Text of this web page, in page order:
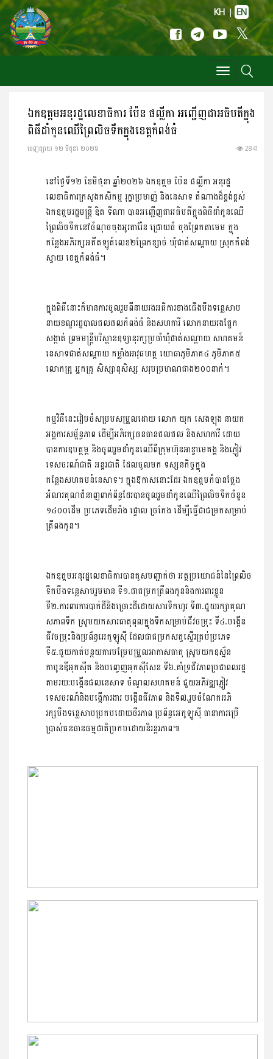
KH | EN
Toggle
navigation
ឯកឧត្តមអនុរដ្ឋលេខាធិការ ប៉ែន ផល្លីកា អញ្ជើញជាអធិបតីក្នុង
ពិធីដាំកូនឈើព្រៃលិចទឹកក្នុងខេត្តកំពង់ធំ
ចេញ​ផ្សាយ​ ១២ មិថុនា ២០២៦ 2841
នៅថ្ងៃទី១២ ខែមិថុនា ឆ្នាំ២០២៦ ឯកឧត្ដម ប៉ែន ផល្លីកា អនុរដ្ឋ
លេខាធិការក្រសួងកសិកម្ម រុក្ខាប្រមាញ់ និងនេសាទ តំណាងដ៏ខ្ពង់ខ្ពស់
ឯកឧត្ដមរដ្ឋមន្ត្រី ឌិត ទីណា បានអញ្ជើញជាអធិបតីក្នុងពិធីដាំកូនឈើ
ព្រៃលិចទឹកនៅចំណុចចុងអូរតារ៉ែន ជ្រោយធំ ចុងព្រែកតាមេម ក្នុង
កន្លែងអភិរក្សអតីតឡូត៍លេខ២ព្រែកខ្សាច់ ឃុំផាត់សណ្តាយ ស្រុកកំពង់
ស្វាយ ខេត្តកំពង់ធំ។
ក្នុងពិធីនោះក៏មានការចូលរួមពីនាយរងអធិការខាងជើងបឹងទន្លេសាប
នាយខណ្ឌរដ្ឋបាលជលផលកំពង់ធំ និងសហការី លោកនាយរងផ្នែក
សង្កាត់ ព្រមមន្ត្រីបរិស្ថានឧទ្យានុរក្សប្រចាំឃុំផាត់សណ្ដាយ សហគមន៍
នេសាទផាត់សណ្ដាយ កម្លាំងអាវុធហត្ថ យោធាភូមិភាគ៤ ភូមិភាគ៥
លោកគ្រូ អ្នកគ្រូ សិស្សានុសិស្ស សរុបប្រមាណជាង២០០នាក់។
កម្មវិធីនេះរៀបចំសម្របសម្រួលដោយ លោក យុក សេងឡុង នាយក
អង្គការសម្ព័ន្ធភាព ដើម្បីអភិរក្សធនធានជលផល និងសហការី ដោយ
បានការឧបត្ថម្ភ និងចូលរួមដាំកូនឈើពីក្រុមហ៊ុនអាខ្វាមេគង្គ និងភ្ញៀវ
ទេសចរណ៍ជាតិ អន្តរជាតិ ដែលចូលមក ទស្សនកិច្ចក្នុង
កន្លែងសហគមន៍នេសាទ។ ក្នុងឱកាសនោះដែរ ឯកឧត្ដមក៏បានថ្លែង
អំណរគុណជំនាញពាក់ព័ន្ធដែរបានចូលរួមដាំកូនឈើព្រៃលិចទឹកចំនួន
១៤០០ដើម ប្រភេទដើមរាំង ផ្ទោល ច្រកែង ដើម្បីធ្វើជាជម្រកសម្រាប់
ត្រីពងកូន។
ឯកឧត្តមអនុរដ្ឋលេខាធិការបានគូសបញ្ជាក់ថា អត្ថប្រយោជន៍នៃព្រៃលិច
ទឹកបឹងទន្លេសាបរួមមាន ទី១.ជាជម្រកត្រីពងកូននិងការពារខ្លួន
ទី២.ការពារការបាក់ដីនិងច្រោះដីដោយសារទឹកហូរ ទី៣.ជួយរក្សាគុណ
សភាពទឹក ស្រូបយកសារធាតុពុលក្នុងទឹកសម្រាប់ជីវចម្រុះ ទី៤.បង្កើន
ជីវចម្រុះនិងប្រព័ន្ធអេកូឡូស៊ី ដែលជាជម្រកសត្វស្ទើរគ្រប់ប្រភេទ
ទី៥.ជួយកាត់បន្ថយការបម្រែបម្រួលអាកាសធាតុ ស្រូបយកឧស្ម័ន
កាបូនឌីអុកស៊ីត និងបញ្ចេញអុកស៊ីសែន ទី៦.គាំទ្រជីវភាពប្រជាពលរដ្ឋ
តាមរយ:បង្កើនផលនេសាទ ចំណូលសហគមន៍ ជួយអភិវឌ្ឍភ្ញៀវ
ទេសចរណ៍និងបង្កើការងារ បង្កើនជីវភាព និងទី៧.រួមចំណែកអភិ
រក្សបឹងទន្លេសាបប្រកបដោយចីរភាព ប្រព័ន្ធអេកូឡូស៊ី ធានាការប្រើ
ប្រាស់ធនធានធម្មជាតិប្រកបដោយនិរន្តរភាព៕